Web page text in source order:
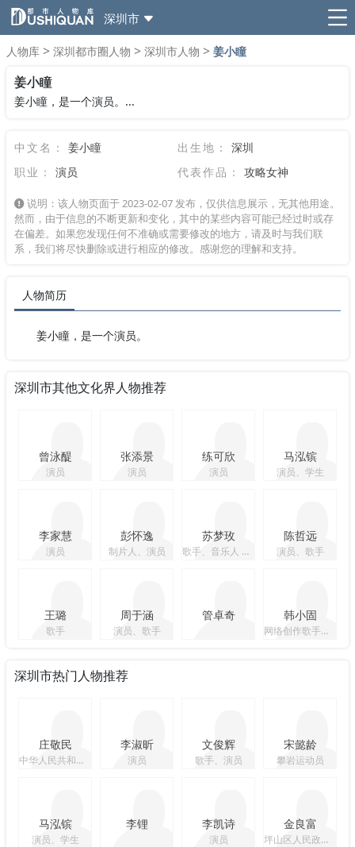
深圳市
人物库 > 深圳都市圈人物 > 深圳市人物 > 姜小瞳
姜小瞳
姜小瞳，是一个演员。...
中文名： 姜小瞳 出生地：
深圳
职业：
演员 代表作品： 攻略女神
说明：该人物页面于 2023-02-07 发布，仅供信息展示，无其他用途。
然而，由于信息的不断更新和变化，其中的某些内容可能已经过时或存
在偏差。如果您发现任何不准确或需要修改的地方，请及时与我们联
系，我们将尽快删除或进行相应的修改。感谢您的理解和支持。
人物简历
姜小瞳，是一个演员。
深圳市其他文化界人物推荐
曾泳醍
演员
张添景
演员
练可欣
演员
马泓镔
演员、学生
李家慧
演员
彭怀逸
制片人、演员
苏梦玫
歌手、音乐人 、摄影师
陈哲远
演员、歌手
王璐
歌手
周于涵
演员、歌手
管卓奇 韩小固
网络创作歌手，网络写手，活动策划人
深圳市热门人物推荐
庄敬民
中华人民共和国船舶检验局广州办事处主任
李淑昕
演员
文俊辉
歌手、演员
宋懿龄
攀岩运动员
马泓镔
演员、学生
李锂 李凯诗
演员
金良富
坪山区人民政府副区长、党组成员